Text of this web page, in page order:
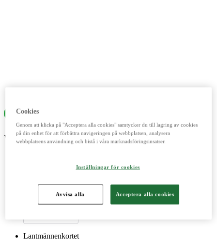
Våra digitala verktyg
Detta digitala verktyg vänder sig till dig som lantbrukare. Här
reservdelar till dina maskiner och mycket mer. Fungerar lika
bra mobilt som på datorn.
Lantmännenkortet
Cookies
Genom att klicka på "Acceptera alla cookies" samtycker du till lagring av cookies
på din enhet för att förbättra navigeringen på webbplatsen, analysera
webbplatsens användning och bistå i våra marknadsföringsinsatser.
Inställningar för cookies
Avvisa alla Acceptera alla cookies